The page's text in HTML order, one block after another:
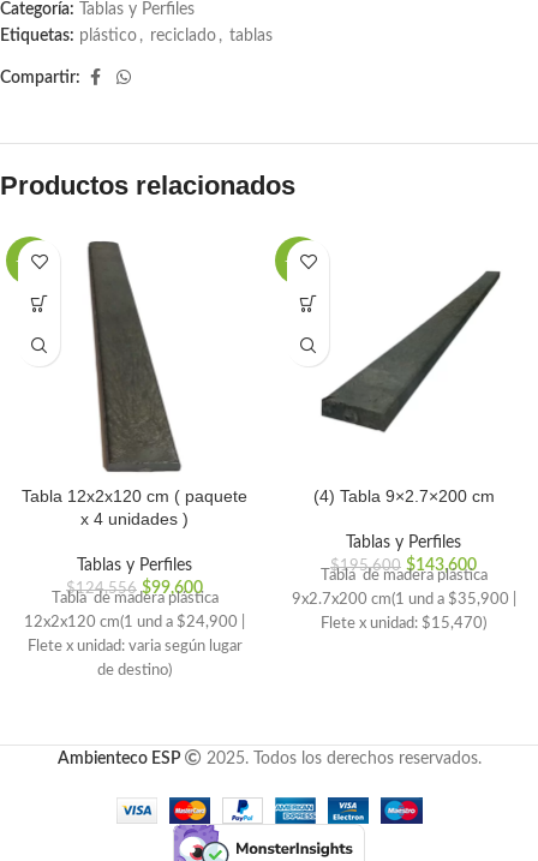
Categoría:
Tablas y Perfiles
Etiquetas: plástico , reciclado , tablas
Compartir:
Productos relacionados
-20%
Tabla 12x2x120 cm ( paquete
x 4 unidades )
Tablas y Perfiles
$124,556 $99,600
Tabla de madera plástica
12x2x120 cm(1 und a $24,900 |
Flete x unidad: varia según lugar
de destino)
-27%
(4) Tabla 9×2.7×200 cm
Tablas y Perfiles
$195,600 $143,600
Tabla de madera plástica
9x2.7x200 cm(1 und a $35,900 |
Flete x unidad: $15,470)
Ambienteco ESP 2025. Todos los derechos reservados.